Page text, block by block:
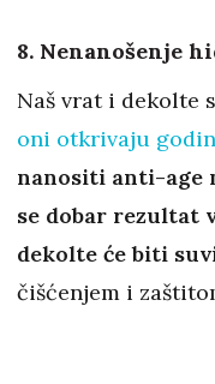
8. Nenanošenje
Naš vrat i dekolte
oni otkrivaju
nanositi anti-age
se dobar rezultat
dekolte će biti
čišćenjem i